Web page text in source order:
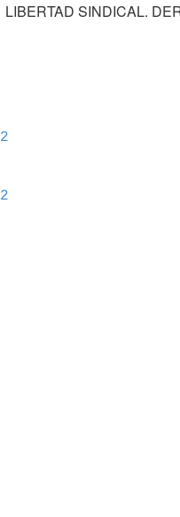
LIBERTAD SINDICAL.
2
2